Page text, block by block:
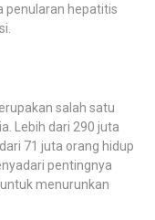
penularan hepatitis
salah satu
Lebih dari 290 juta
71 juta orang hidup
pentingnya
menurunkan